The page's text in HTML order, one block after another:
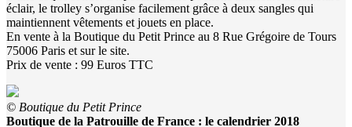
éclair, le trolley s’organise facilement grâce à deux sangles qui
maintiennent vêtements et jouets en place.
En vente à la Boutique du Petit Prince au 8 Rue Grégoire de Tours
75006 Paris et sur le site.
Prix de vente : 99 Euros TTC
© Boutique du Petit Prince
Boutique de la Patrouille de France : le calendrier 2018